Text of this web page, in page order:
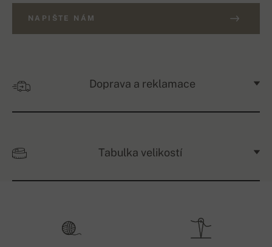
NAPIŠTE NÁM
Doprava a reklamace
Tabulka velikostí